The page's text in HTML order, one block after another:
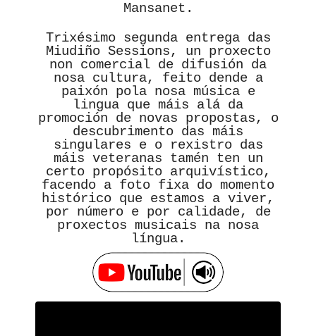
Mansanet.
Trixésimo segunda entrega das
Miudiño Sessions, un proxecto
non comercial de difusión da
nosa cultura, feito dende a
paixón pola nosa música e
lingua que máis alá da
promoción de novas propostas, o
descubrimento das máis
singulares e o rexistro das
máis veteranas tamén ten un
certo propósito arquivístico,
facendo a foto fixa do momento
histórico que estamos a viver,
por número e por calidade, de
proxectos musicais na nosa
língua.